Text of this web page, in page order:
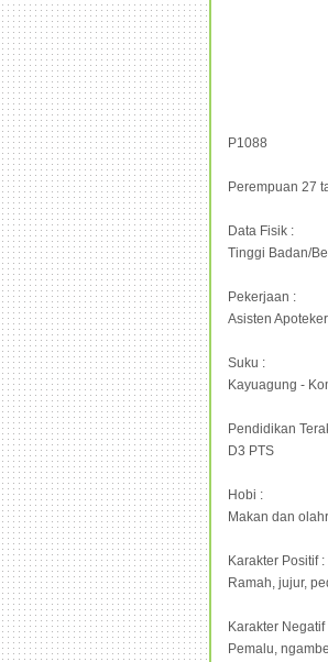
P1088
Perempuan 27
Data Fisik :
Tinggi Badan/
Pekerjaan :
Asisten Apoteker
Suku :
Kayuagung -
Pendidikan
D3 PTS
Hobi :
Makan dan
Karakter Positif :
Ramah, jujur,
Karakter Negatif
Pemalu,